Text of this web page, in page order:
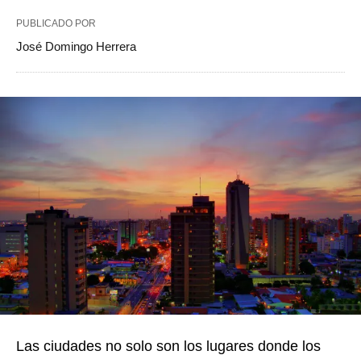
PUBLICADO POR
José Domingo Herrera
Las ciudades no solo son los lugares donde los